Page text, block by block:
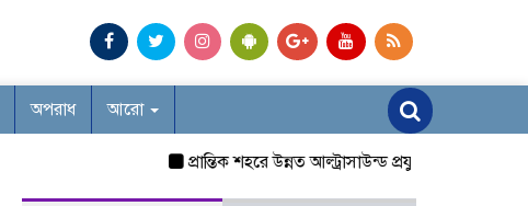
অপরাধ আরো
প্রান্তিক শহরে উন্নত আল্ট্রাসাউন্ড প্রযুক্তি নিয়ে উইপ্রো জিই